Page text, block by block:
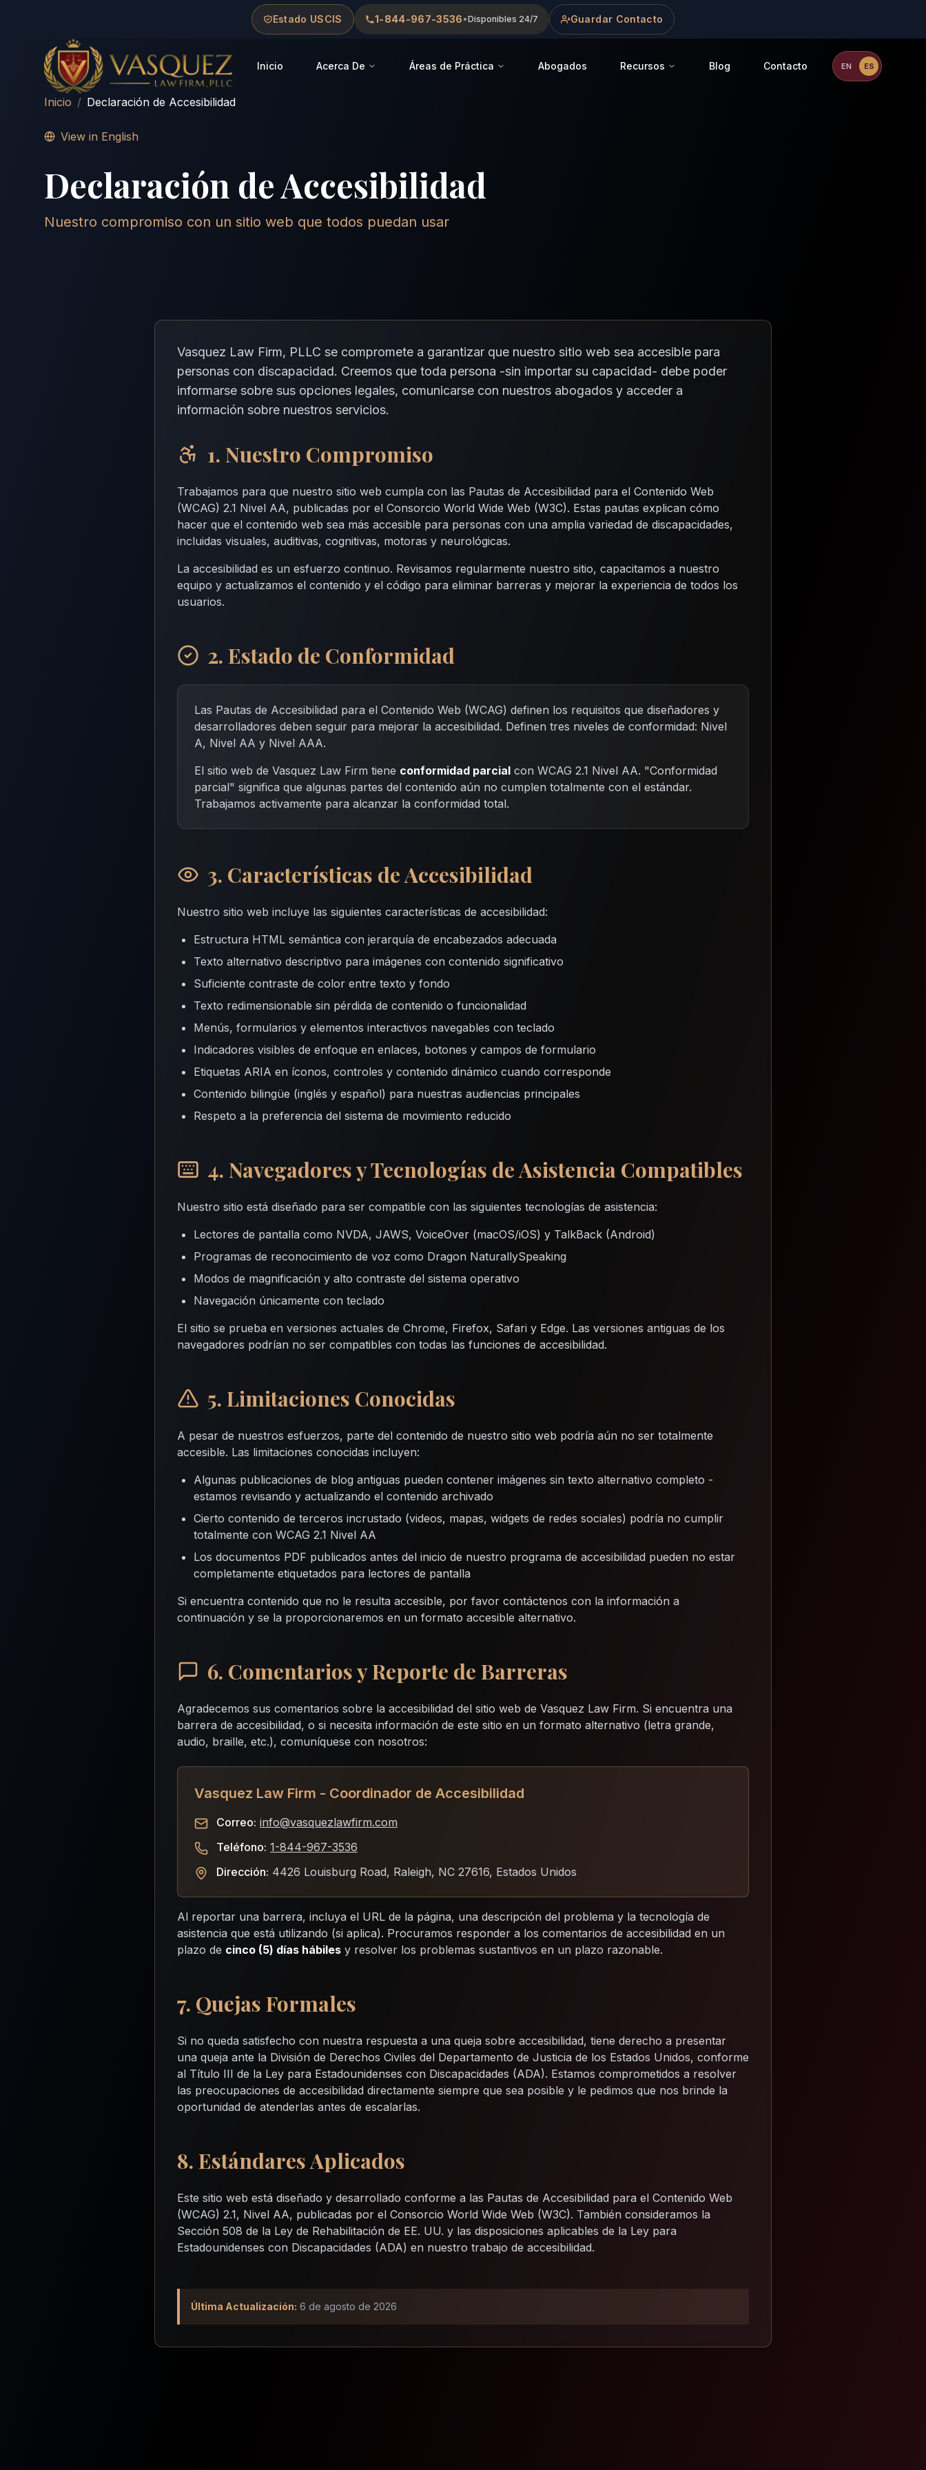
Estado USCIS 1-844-967-3536 •Disponibles 24/7 Guardar Contacto
Vasquez Law Firm - Home
Inicio Acerca De Áreas de Práctica Abogados Recursos Blog Contacto ES
EN
Inicio / Declaración de Accesibilidad
View in English
Declaración de Accesibilidad
Nuestro compromiso con un sitio web que todos puedan usar
Vasquez Law Firm, PLLC se compromete a garantizar que nuestro sitio web sea accesible para
personas con discapacidad. Creemos que toda persona -sin importar su capacidad- debe poder
informarse sobre sus opciones legales, comunicarse con nuestros abogados y acceder a
información sobre nuestros servicios.
1. Nuestro Compromiso
Trabajamos para que nuestro sitio web cumpla con las Pautas de Accesibilidad para el Contenido Web
(WCAG) 2.1 Nivel AA, publicadas por el Consorcio World Wide Web (W3C). Estas pautas explican cómo
hacer que el contenido web sea más accesible para personas con una amplia variedad de discapacidades,
incluidas visuales, auditivas, cognitivas, motoras y neurológicas.
La accesibilidad es un esfuerzo continuo. Revisamos regularmente nuestro sitio, capacitamos a nuestro
equipo y actualizamos el contenido y el código para eliminar barreras y mejorar la experiencia de todos los
usuarios.
2. Estado de Conformidad
Las Pautas de Accesibilidad para el Contenido Web (WCAG) definen los requisitos que diseñadores y
desarrolladores deben seguir para mejorar la accesibilidad. Definen tres niveles de conformidad: Nivel
A, Nivel AA y Nivel AAA.
El sitio web de Vasquez Law Firm tiene conformidad parcial con WCAG 2.1 Nivel AA. "Conformidad
parcial" significa que algunas partes del contenido aún no cumplen totalmente con el estándar.
Trabajamos activamente para alcanzar la conformidad total.
3. Características de Accesibilidad
Nuestro sitio web incluye las siguientes características de accesibilidad:
Estructura HTML semántica con jerarquía de encabezados adecuada
Texto alternativo descriptivo para imágenes con contenido significativo
Suficiente contraste de color entre texto y fondo
Texto redimensionable sin pérdida de contenido o funcionalidad
Menús, formularios y elementos interactivos navegables con teclado
Indicadores visibles de enfoque en enlaces, botones y campos de formulario
Etiquetas ARIA en íconos, controles y contenido dinámico cuando corresponde
Contenido bilingüe (inglés y español) para nuestras audiencias principales
Respeto a la preferencia del sistema de movimiento reducido
4. Navegadores y Tecnologías de Asistencia Compatibles
Nuestro sitio está diseñado para ser compatible con las siguientes tecnologías de asistencia:
Lectores de pantalla como NVDA, JAWS, VoiceOver (macOS/iOS) y TalkBack (Android)
Programas de reconocimiento de voz como Dragon NaturallySpeaking
Modos de magnificación y alto contraste del sistema operativo
Navegación únicamente con teclado
El sitio se prueba en versiones actuales de Chrome, Firefox, Safari y Edge. Las versiones antiguas de los
navegadores podrían no ser compatibles con todas las funciones de accesibilidad.
5. Limitaciones Conocidas
A pesar de nuestros esfuerzos, parte del contenido de nuestro sitio web podría aún no ser totalmente
accesible. Las limitaciones conocidas incluyen:
Algunas publicaciones de blog antiguas pueden contener imágenes sin texto alternativo completo -
estamos revisando y actualizando el contenido archivado
Cierto contenido de terceros incrustado (videos, mapas, widgets de redes sociales) podría no cumplir
totalmente con WCAG 2.1 Nivel AA
Los documentos PDF publicados antes del inicio de nuestro programa de accesibilidad pueden no estar
completamente etiquetados para lectores de pantalla
Si encuentra contenido que no le resulta accesible, por favor contáctenos con la información a
continuación y se la proporcionaremos en un formato accesible alternativo.
6. Comentarios y Reporte de Barreras
Agradecemos sus comentarios sobre la accesibilidad del sitio web de Vasquez Law Firm. Si encuentra una
barrera de accesibilidad, o si necesita información de este sitio en un formato alternativo (letra grande,
audio, braille, etc.), comuníquese con nosotros:
Vasquez Law Firm - Coordinador de Accesibilidad
Correo: info@vasquezlawfirm.com
Teléfono: 1-844-967-3536
Dirección: 4426 Louisburg Road, Raleigh, NC 27616, Estados Unidos
Al reportar una barrera, incluya el URL de la página, una descripción del problema y la tecnología de
asistencia que está utilizando (si aplica). Procuramos responder a los comentarios de accesibilidad en un
plazo de cinco (5) días hábiles y resolver los problemas sustantivos en un plazo razonable.
7. Quejas Formales
Si no queda satisfecho con nuestra respuesta a una queja sobre accesibilidad, tiene derecho a presentar
una queja ante la División de Derechos Civiles del Departamento de Justicia de los Estados Unidos, conforme
al Título III de la Ley para Estadounidenses con Discapacidades (ADA). Estamos comprometidos a resolver
las preocupaciones de accesibilidad directamente siempre que sea posible y le pedimos que nos brinde la
oportunidad de atenderlas antes de escalarlas.
8. Estándares Aplicados
Este sitio web está diseñado y desarrollado conforme a las Pautas de Accesibilidad para el Contenido Web
(WCAG) 2.1, Nivel AA, publicadas por el Consorcio World Wide Web (W3C). También consideramos la
Sección 508 de la Ley de Rehabilitación de EE. UU. y las disposiciones aplicables de la Ley para
Estadounidenses con Discapacidades (ADA) en nuestro trabajo de accesibilidad.
Última Actualización: 6 de agosto de 2026